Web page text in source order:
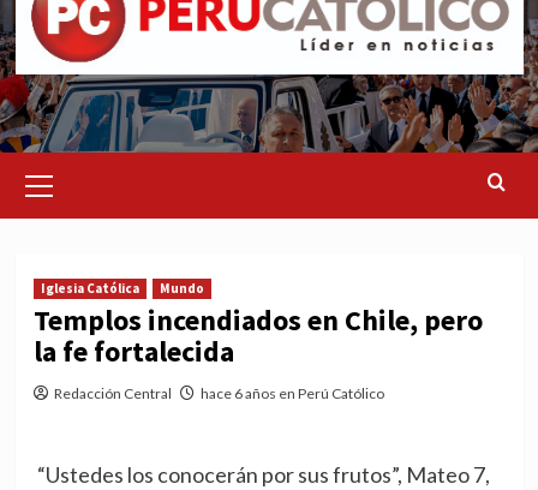
Menu
Iglesia Católica Mundo
Templos incendiados en Chile, pero
la fe fortalecida
Redacción Central hace 6 años en Perú Católico
“Ustedes los conocerán por sus frutos”, Mateo 7,